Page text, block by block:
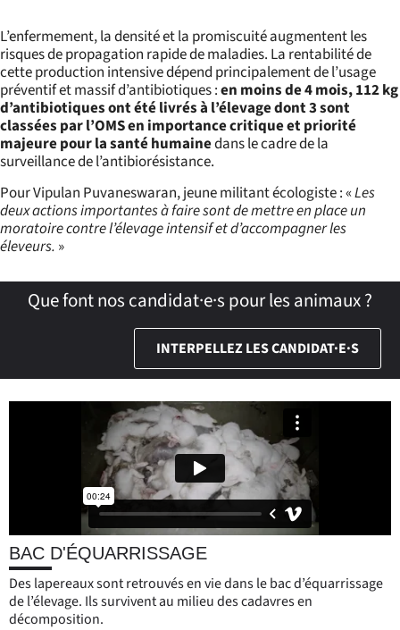
L’enfermement, la densité et la promiscuité augmentent les
risques de propagation rapide de maladies. La rentabilité de
cette production intensive dépend principalement de l’usage
préventif et massif d’antibiotiques :en moins de 4 mois, 112 kg
d’antibiotiques ont été livrés à l’élevage dont 3 sont
classées par l’OMS en importance critique et priorité
majeure pour la santé humainedans le cadre de la
surveillance de l’antibiorésistance.
Pour Vipulan Puvaneswaran, jeune militant écologiste : «Les
deux actions importantes à faire sont de mettre en place un
moratoire contre l’élevage intensif et d’accompagner les
éleveurs. »
Que font nos candidat·e·s pour les animaux ?
INTERPELLEZ LES CANDIDAT·E·S
BAC D'ÉQUARRISSAGE
Des lapereaux sont retrouvés en vie dans le bac d’équarrissage
de l’élevage. Ils survivent au milieu des cadavres en
décomposition.